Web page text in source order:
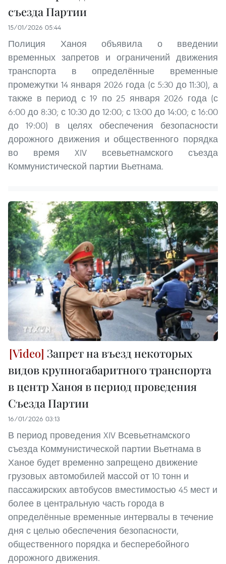
съезда Партии
15/01/2026 05:44
Полиция Ханоя объявила о введении
временных запретов и ограничений движения
транспорта в определённые временные
промежутки 14 января 2026 года (с 5:30 до 11:30), а
также в период с 19 по 25 января 2026 года (с
6:00 до 8:30; с 10:30 до 12:00; с 13:00 до 14:00; с 16:00
до 19:00) в целях обеспечения безопасности
дорожного движения и общественного порядка
во время XIV всевьетнамского съезда
Коммунистической партии Вьетнама.
Запрет на въезд некоторых
видов крупногабаритного транспорта
в центр Ханоя в период проведения
Съезда Партии
16/01/2026 03:13
В период проведения XIV Всевьетнамского
съезда Коммунистической партии Вьетнама в
Ханое будет временно запрещено движение
грузовых автомобилей массой от 10 тонн и
пассажирских автобусов вместимостью 45 мест и
более в центральную часть города в
определённые временные интервалы в течение
дня с целью обеспечения безопасности,
общественного порядка и бесперебойного
дорожного движения.